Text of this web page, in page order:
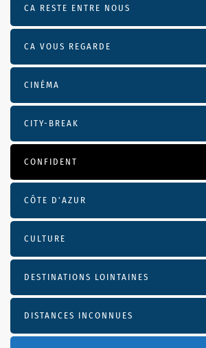
CA RESTE ENTRE NOUS
CA VOUS REGARDE
CINÉMA
CITY-BREAK
CONFIDENT
CÔTE D’AZUR
CULTURE
DESTINATIONS LOINTAINES
DISTANCES INCONNUES